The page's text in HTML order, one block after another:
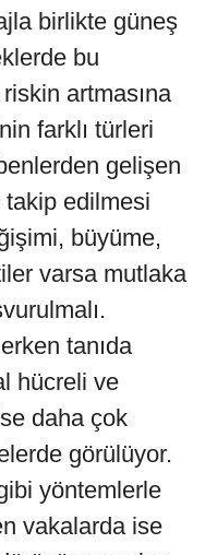
birlikte güneş
bu
artmasına
farklı türleri
gelişen
edilmesi
büyüme,
varsa mutlaka
tanıda
hücreli ve
daha çok
görülüyor.
yöntemlerle
vakalarda ise